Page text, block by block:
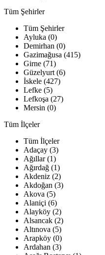
Tüm Şehirler
Tüm Şehirler
Ayluka (0)
Demirhan (0)
Gazimağusa (415)
Girne (71)
Güzelyurt (6)
İskele (427)
Lefke (5)
Lefkoşa (27)
Mersin (0)
Tüm İlçeler
Tüm İlçeler
Adaçay (3)
Ağıllar (1)
Ağırdağ (1)
Akdeniz (2)
Akdoğan (3)
Akova (5)
Alaniçi (6)
Alayköy (2)
Alsancak (2)
Altınova (5)
Arapköy (0)
Ardahan (3)